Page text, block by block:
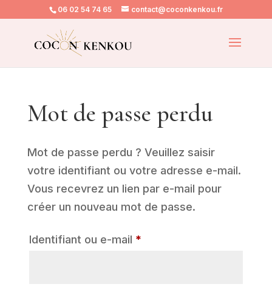
06 02 54 74 65 contact@coconkenkou.fr
Mot de passe perdu
Mot de passe perdu ? Veuillez saisir
votre identifiant ou votre adresse e-mail.
Vous recevrez un lien par e-mail pour
créer un nouveau mot de passe.
Identifiant ou e-mail *Obligatoire